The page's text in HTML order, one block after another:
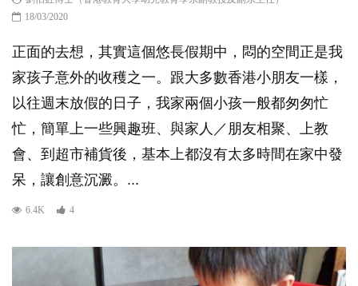
18/03/2020
正面的去想，其實這個悠長假期中，悶的空間正是我
家孩子意外的收穫之一。跟大多數香港小朋友一樣，
以往週末放假的日子，我家兩個小孩一般都匆匆忙
忙，簡單上一些興趣班、與家人／朋友相聚、上教
會、到超市補貨後，基本上都沒有太多時間在家中發
呆，讓創意沉澱。...
6.4K 4